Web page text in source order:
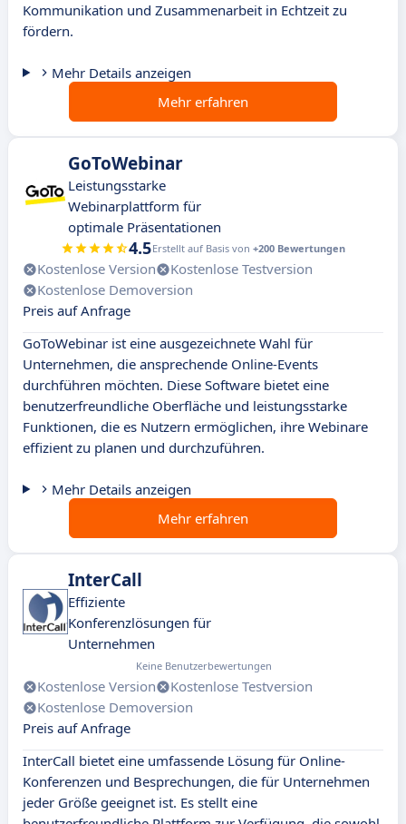
Kommunikation und Zusammenarbeit in Echtzeit zu
fördern.
Mehr Details anzeigen
Mehr erfahren
GoToWebinar
Leistungsstarke
Webinarplattform für
optimale Präsentationen
4.5Erstellt auf Basis von +200 Bewertungen
Kostenlose Version
Kostenlose Testversion
Kostenlose Demoversion
Preis auf Anfrage
GoToWebinar ist eine ausgezeichnete Wahl für
Unternehmen, die ansprechende Online-Events
durchführen möchten. Diese Software bietet eine
benutzerfreundliche Oberfläche und leistungsstarke
Funktionen, die es Nutzern ermöglichen, ihre Webinare
effizient zu planen und durchzuführen.
Mehr Details anzeigen
Mehr erfahren
InterCall
Effiziente
Konferenzlösungen für
Unternehmen
Keine Benutzerbewertungen
Kostenlose Version
Kostenlose Testversion
Kostenlose Demoversion
Preis auf Anfrage
InterCall bietet eine umfassende Lösung für Online-
Konferenzen und Besprechungen, die für Unternehmen
jeder Größe geeignet ist. Es stellt eine